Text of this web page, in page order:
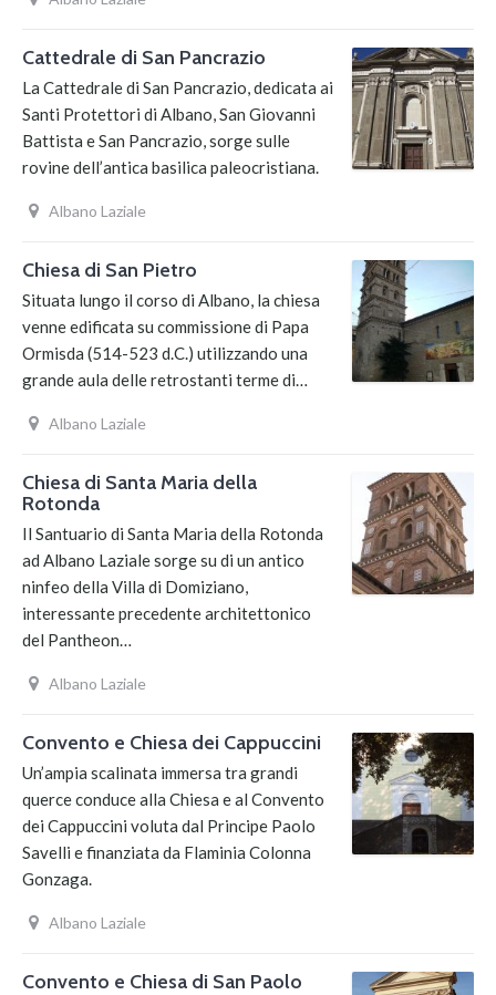
Cattedrale di San Pancrazio
La Cattedrale di San Pancrazio, dedicata ai
Santi Protettori di Albano, San Giovanni
Battista e San Pancrazio, sorge sulle
rovine dell’antica basilica paleocristiana.
Albano Laziale
Chiesa di San Pietro
Situata lungo il corso di Albano, la chiesa
venne edificata su commissione di Papa
Ormisda (514-523 d.C.) utilizzando una
grande aula delle retrostanti terme di…
Albano Laziale
Chiesa di Santa Maria della
Rotonda
Il Santuario di Santa Maria della Rotonda
ad Albano Laziale sorge su di un antico
ninfeo della Villa di Domiziano,
interessante precedente architettonico
del Pantheon…
Albano Laziale
Convento e Chiesa dei Cappuccini
Un’ampia scalinata immersa tra grandi
querce conduce alla Chiesa e al Convento
dei Cappuccini voluta dal Principe Paolo
Savelli e finanziata da Flaminia Colonna
Gonzaga.
Albano Laziale
Convento e Chiesa di San Paolo